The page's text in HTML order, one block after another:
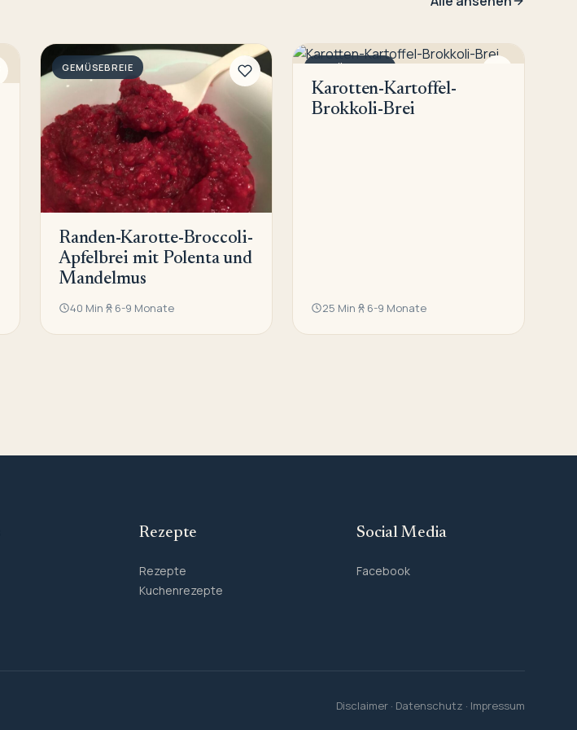
GEMÜSEBREIE
Randen-Karotte-Broccoli-
Apfelbrei mit Polenta und
Mandelmus
40 Min 6-9 Monate
GEMÜSEBREIE
Karotten-Kartoffel-
Brokkoli-Brei
25 Min 6-9 Monate
Rezepte
Rezepte
Kuchenrezepte
Social Media
Facebook
Disclaimer · Datenschutz · Impressum